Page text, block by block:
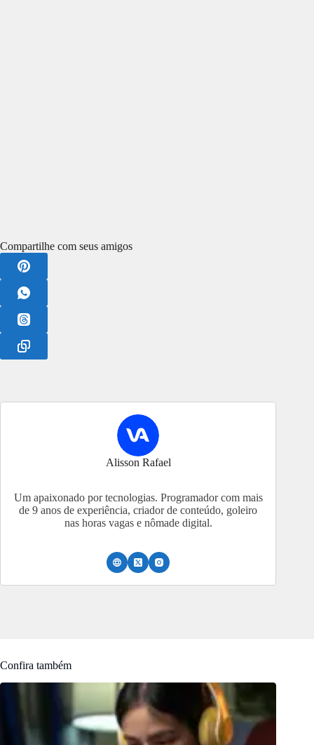
Compartilhe com seus amigos
Alisson Rafael
Um apaixonado por tecnologias. Programador com mais
de 9 anos de experiência, criador de conteúdo, goleiro
nas horas vagas e nômade digital.
Confira também